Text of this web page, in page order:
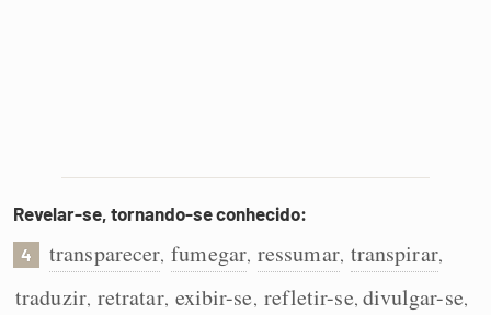
Revelar-se, tornando-se conhecido:
4 transparecer, fumegar, ressumar, transpirar,
traduzir, retratar, exibir-se, refletir-se, divulgar-se,